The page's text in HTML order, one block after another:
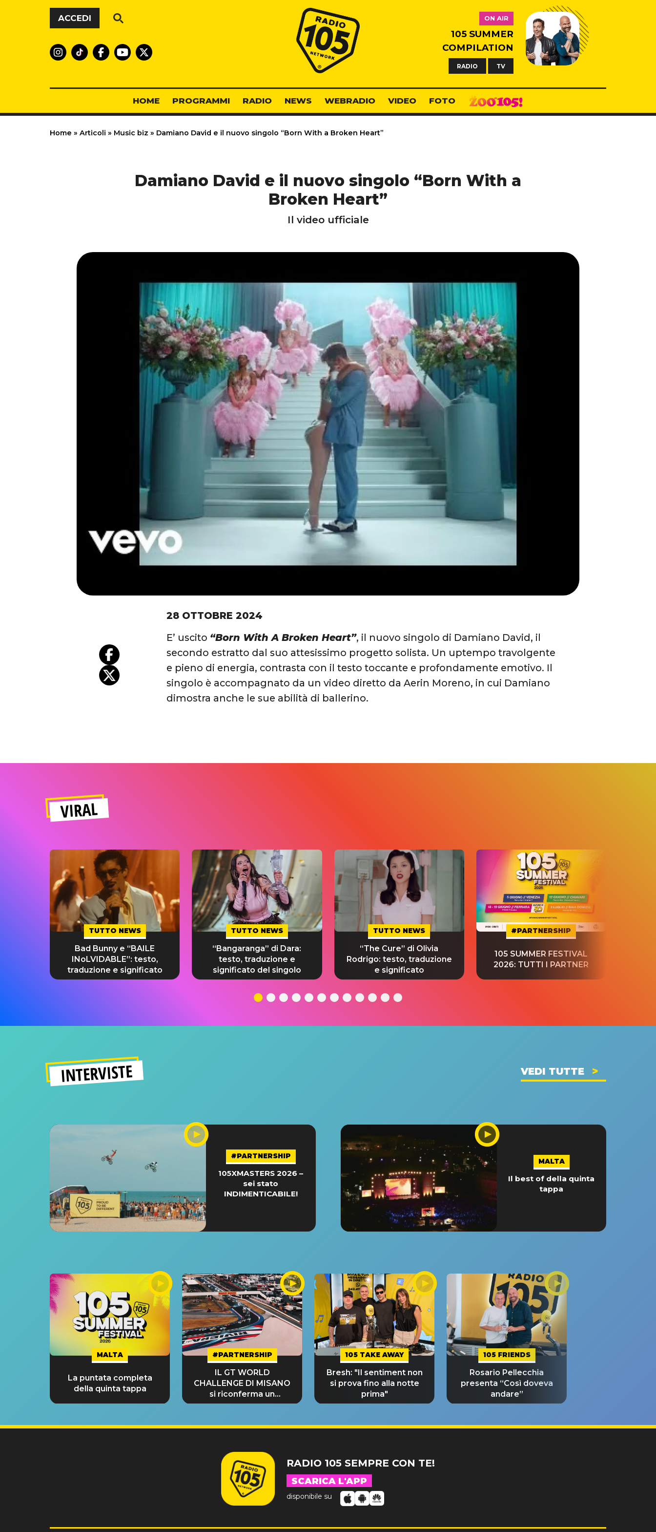
Vai al contenuto
ACCEDI
Radio 105
ON AIR
105 SUMMER
COMPILATION
RADIO TV
HOME PROGRAMMI RADIO NEWS WEBRADIO VIDEO FOTO
Home » Articoli » Music biz » Damiano David e il nuovo singolo “Born With a Broken Heart”
Damiano David e il nuovo singolo “Born With a
Broken Heart”
Il video ufficiale
28 OTTOBRE 2024
E’ uscito “Born With A Broken Heart”, il nuovo singolo di Damiano David, il
secondo estratto dal suo attesissimo progetto solista. Un uptempo travolgente
e pieno di energia, contrasta con il testo toccante e profondamente emotivo. Il
singolo è accompagnato da un video diretto da Aerin Moreno, in cui Damiano
dimostra anche le sue abilità di ballerino.
VIRAL
TUTTO NEWS
Bad Bunny e “BAILE
INoLVIDABLE”: testo,
traduzione e significato
TUTTO NEWS
“Bangaranga” di Dara:
testo, traduzione e
significato del singolo
TUTTO NEWS
“The Cure” di Olivia
Rodrigo: testo, traduzione
e significato
#PARTNERSHIP
105 SUMMER FESTIVAL
2026: TUTTI I PARTNER
INTERVISTE VEDI TUTTE
#PARTNERSHIP
105XMASTERS 2026 –
sei stato
INDIMENTICABILE!
MALTA
Il best of della quinta
tappa
MALTA
La puntata completa
della quinta tappa
#PARTNERSHIP
IL GT WORLD
CHALLENGE DI MISANO
si riconferma un
GRANDE SUCCESSO!
105 TAKE AWAY
Bresh: "Il sentiment non
si prova fino alla notte
prima"
105 FRIENDS
Rosario Pellecchia
presenta “Così doveva
andare”
RADIO 105 SEMPRE CON TE!
SCARICA L'APP
disponibile su